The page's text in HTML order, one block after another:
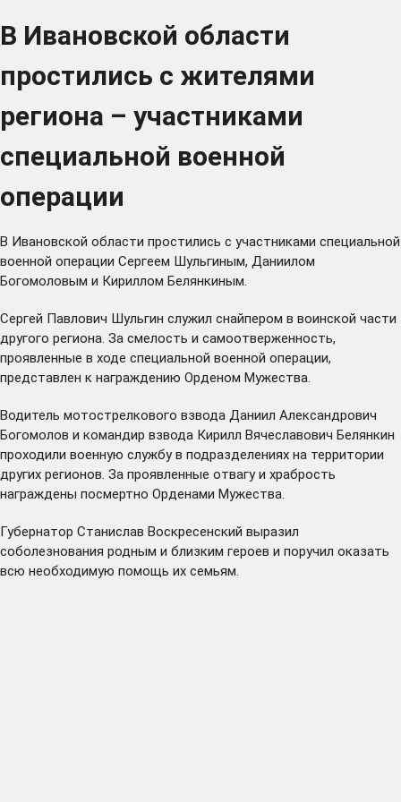
В Ивановской области
простились с жителями
региона – участниками
специальной военной
операции
В Ивановской области простились с участниками специальной
военной операции Сергеем Шульгиным, Даниилом
Богомоловым и Кириллом Белянкиным.
Сергей Павлович Шульгин служил снайпером в воинской части
другого региона. За смелость и самоотверженность,
проявленные в ходе специальной военной операции,
представлен к награждению Орденом Мужества.
Водитель мотострелкового взвода Даниил Александрович
Богомолов и командир взвода Кирилл Вячеславович Белянкин
проходили военную службу в подразделениях на территории
других регионов. За проявленные отвагу и храбрость
награждены посмертно Орденами Мужества.
Губернатор Станислав Воскресенский выразил
соболезнования родным и близким героев и поручил оказать
всю необходимую помощь их семьям.